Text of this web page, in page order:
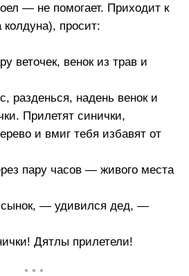
— не помогает. Приходит к
просит:
веточек, венок из трав и
разденься, надень венок и
Прилетят синички,
и вмиг тебя избавят от
пару часов — живого места
— удивился дед, —
Дятлы прилетели!
• • •